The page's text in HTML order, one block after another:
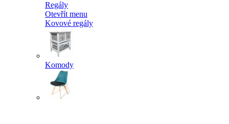
Regály
Otevřít menu
Kovové regály
Komody